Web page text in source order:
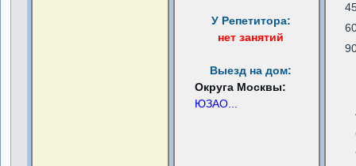
У Репетитора:
нет занятий
Выезд на дом:
Округа Москвы:
ЮЗАО